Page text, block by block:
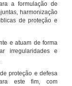
a formulação de
harmonização
de proteção e
e atuam de forma
irregularidades e
proteção e defesa
este fim, com